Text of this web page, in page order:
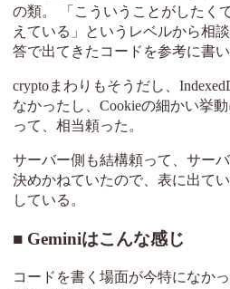
の類。 「こういうことがしたく
えている」というレベルから相
答で出てきたコードを参考に書い
cryptoまわりもそうだし、
なかったし、Cookieの細かい挙
って、相当頼った。
サーバー側も結構頼って、サー
決めかねていたので、表に出て
している。
Geminiはこんな感じ
コードを書く場面が今特になか